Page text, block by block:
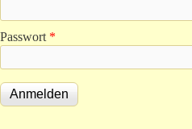
Passwort *